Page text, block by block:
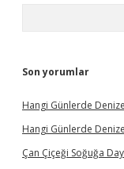
Son yorumlar
Hangi Günlerde
Hangi Günlerde
Çan Çiçeği Soğuğa